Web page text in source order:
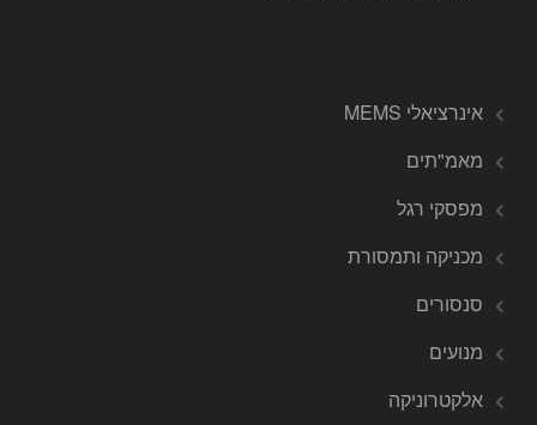
אינרציאלי MEMS
מאמ"תים
מפסקי רגל
מכניקה ותמסורת
סנסורים
מנועים
אלקטרוניקה